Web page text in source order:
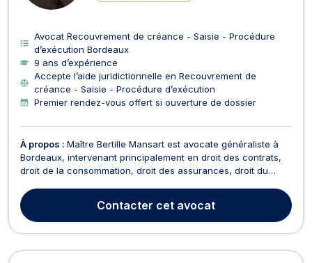
Avocat Recouvrement de créance - Saisie - Procédure
d’exécution Bordeaux
9 ans d’expérience
Accepte l’aide juridictionnelle en Recouvrement de
créance - Saisie - Procédure d’exécution
Premier rendez-vous offert si ouverture de dossier
À propos : Maître Bertille Mansart est avocate généraliste à
Bordeaux, intervenant principalement en droit des contrats,
droit de la consommation, droit des assurances, droit du
particuliers et professionnels, en conseil comme en
contentieux. Elle traite un large éventail de dossi...
Contacter cet avocat